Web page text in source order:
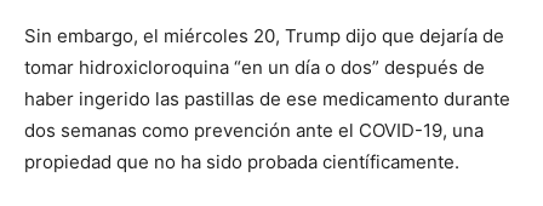
Sin embargo, el miércoles 20, Trump dijo que dejaría de
tomar hidroxicloroquina “en un día o dos” después de
haber ingerido las pastillas de ese medicamento durante
dos semanas como prevención ante el COVID-19, una
propiedad que no ha sido probada científicamente.